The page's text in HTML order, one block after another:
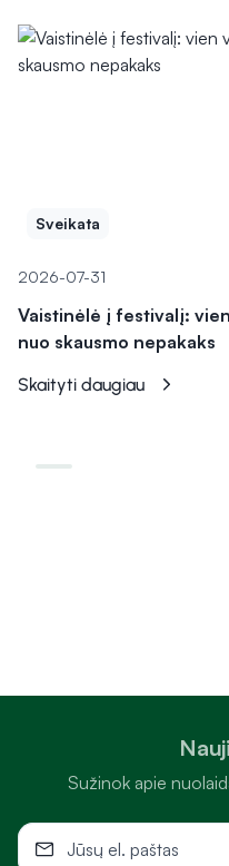
Sveikata
2026-07-31
Vaistinėlė į festivalį:
nuo skausmo nepakaks
Skaityti daugiau
Sužinok apie